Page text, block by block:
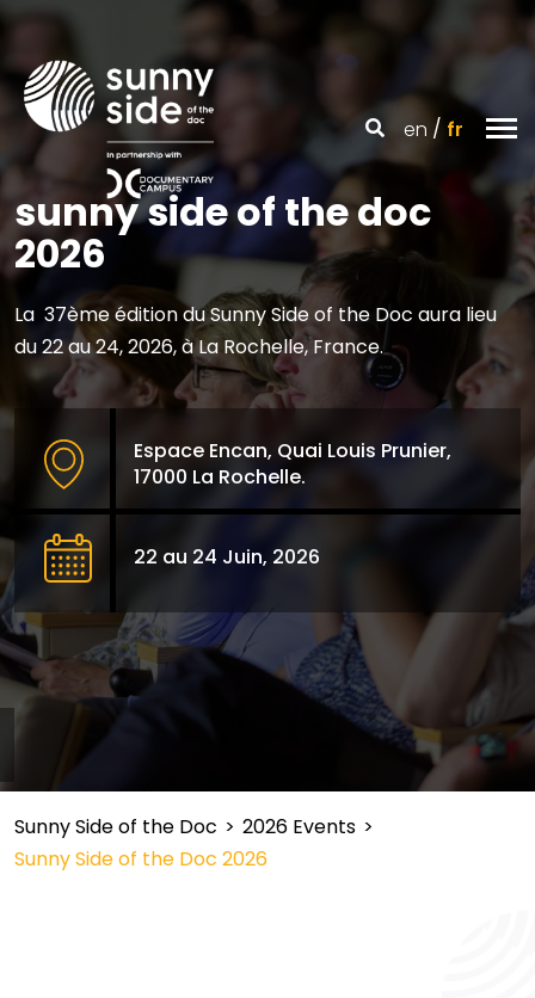
en fr
sunny side of the doc
2026
La 37ème édition du Sunny Side of the Doc aura lieu
du 22 au 24, 2026, à La Rochelle, France.
Espace Encan, Quai Louis Prunier,
17000 La Rochelle.
22 au 24 Juin, 2026
Sunny Side of the Doc > 2026 Events >
Sunny Side of the Doc 2026